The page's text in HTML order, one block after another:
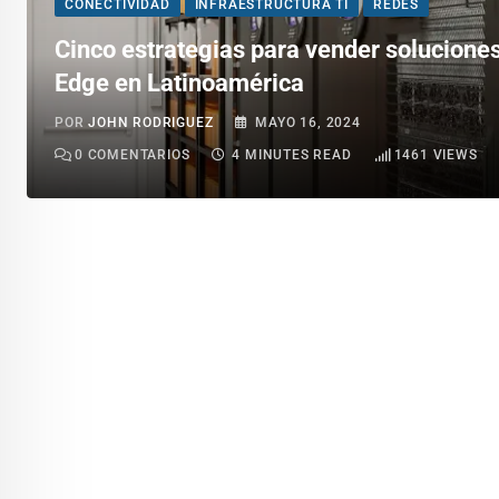
CONECTIVIDAD INFRAESTRUCTURA TI REDES
Cinco estrategias para vender
Edge en Latinoamérica
PORJOHN RODRIGUEZ MAYO 16, 2024
0 COMENTARIOS 4 MINUTES READ 1461 VIEWS